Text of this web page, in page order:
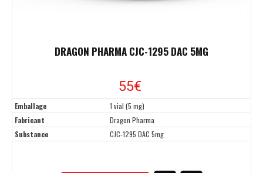
DRAGON PHARMA CJC-1295 DAC 5MG
55€
Emballage
1 vial (5 mg)
Fabricant
Dragon Pharma
Substance
CJC-1295 DAC 5mg